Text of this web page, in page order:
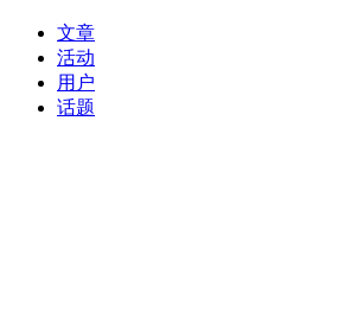
文章
活动
用户
话题